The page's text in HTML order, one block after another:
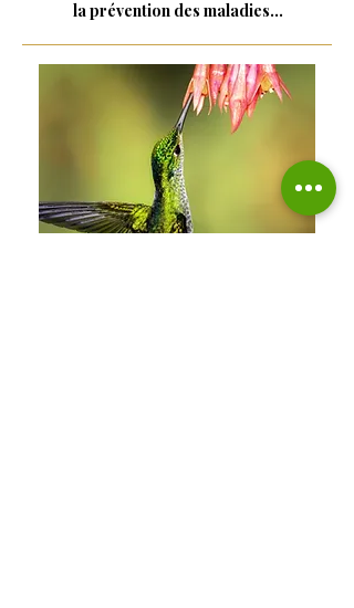
la prévention des maladies...